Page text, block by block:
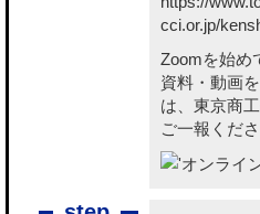
cci.or.jp/
Zoomを始め
資料・動画
は、東京商
ご一報くださ